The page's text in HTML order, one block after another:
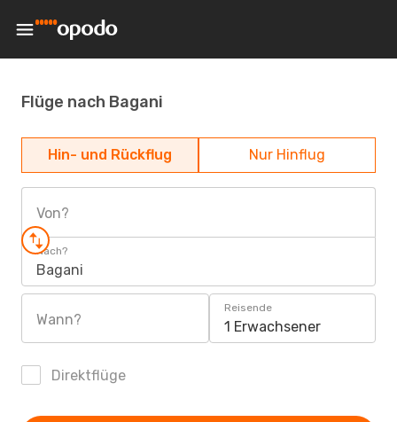
Flüge nach Bagani
Hin- und Rückflug Nur Hinflug
Von?
Nach?
Bagani
Wann?
Reisende
1 Erwachsener
Direktflüge